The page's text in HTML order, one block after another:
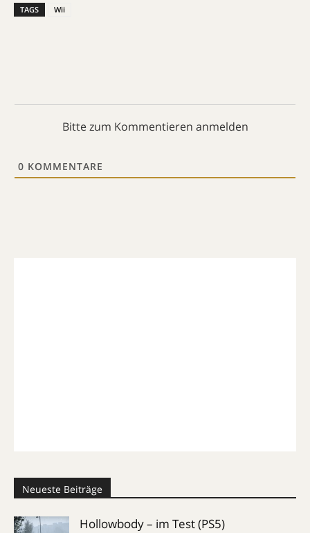
TAGS Wii
Bitte zum Kommentieren anmelden
0 KOMMENTARE
Neueste Beiträge
Hollowbody – im Test (PS5)